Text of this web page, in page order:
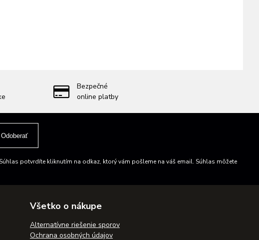
Bezpečné
online platby
Odoberať
potvrdíte kliknutím na odkaz, ktorý vám pošleme na váš email. Súhlas môžete
Všetko o nákupe
Alternatívne riešenie sporov
Ochrana osobných údajov